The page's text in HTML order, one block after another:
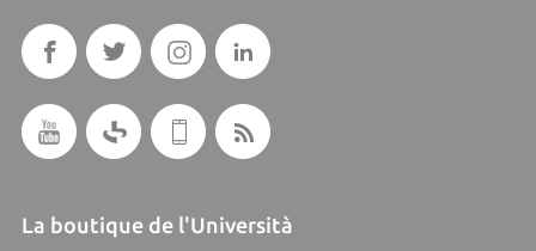
La boutique de l'Università